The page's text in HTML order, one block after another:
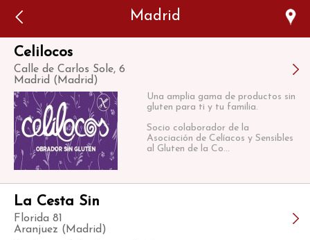
Madrid
Celilocos
Calle de Carlos Sole, 6
Madrid (Madrid)
Una amplia gama de productos sin
gluten para ti y tu familia.
Socio colaborador de la
Asociación de Celíacos y Sensibles
al Gluten de la Co...
La Cesta Sin
Florida 81
Aranjuez (Madrid)
Error: The domain WWW.VIAJARSINGLUTEN.COM is not
authorized to show the cookie declaration for domain group
ID 546ddaab-b478-4440-aa8a-3b0205284212. Please add it to
the domain group in the Cookiebot Manager to authorize
the domain.